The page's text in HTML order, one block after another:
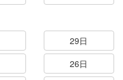
29日
26日